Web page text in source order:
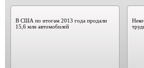
В США по итогам 2013 года продали
15,6 млн автомобилей